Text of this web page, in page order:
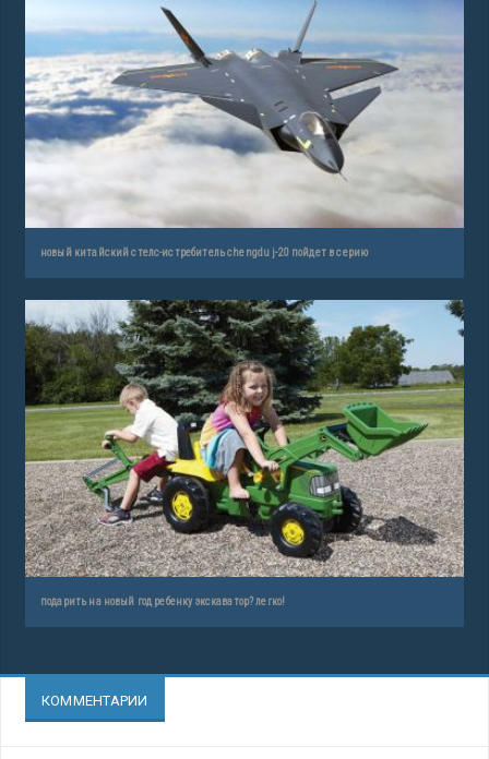
новый китайский стелс-истребитель chengdu j-20 пойдет в серию
подарить на новый год ребенку экскаватор? легко!
КОММЕНТАРИИ